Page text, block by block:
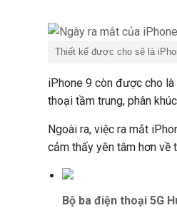
Thiết kế được cho sẽ là
iPhone 9 còn được cho
thoại tầm trung, phân
Ngoài ra, việc ra mắt
cảm thấy yên tâm hơn về
Bộ ba điện thoại 5G